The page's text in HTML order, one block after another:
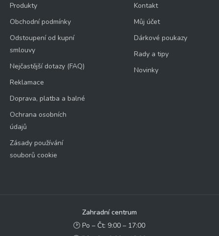
Produkty
Obchodní podmínky
Odstoupení od kupní
smlouvy
Nejčastější dotazy (FAQ)
Reklamace
Doprava, platba a balné
Ochrana osobních
údajů
Zásady používání
souborů cookie
Kontakt
Můj účet
Dárkové poukazy
Rady a tipy
Novinky
Zahradní centrum
🕑 Po – Čt: 9:00 – 17:00